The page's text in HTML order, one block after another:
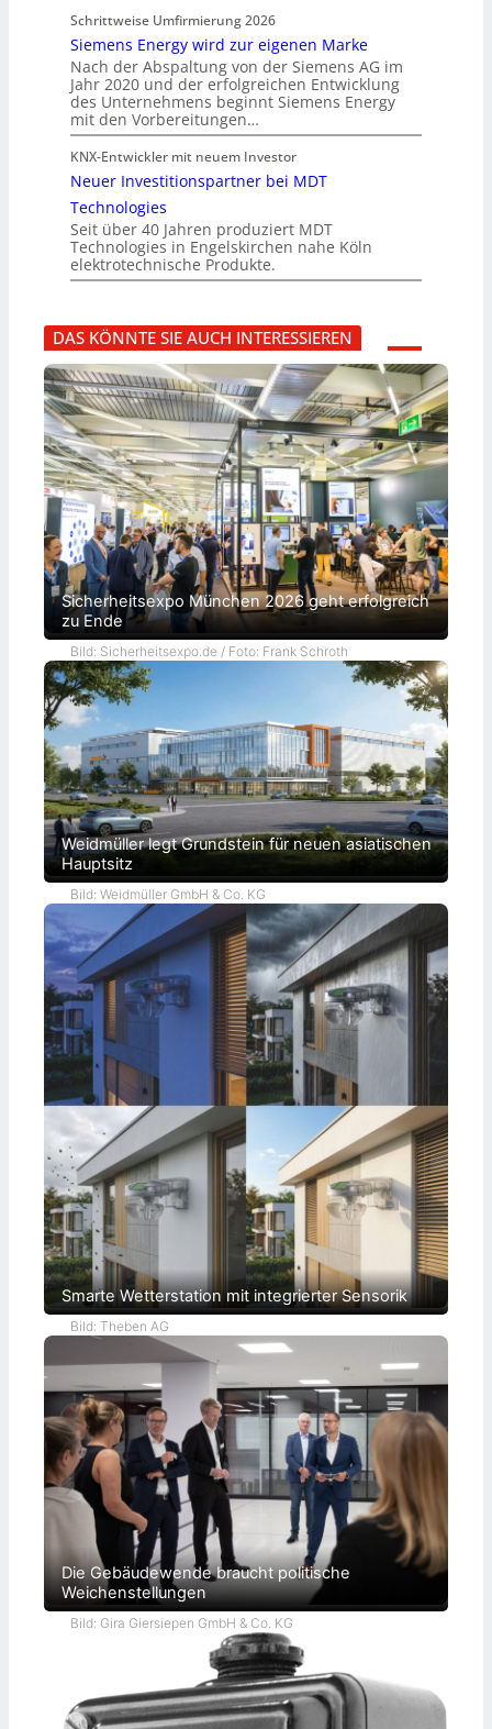
Schrittweise Umfirmierung 2026
Siemens Energy wird zur eigenen Marke
Nach der Abspaltung von der Siemens AG im
Jahr 2020 und der erfolgreichen Entwicklung
des Unternehmens beginnt Siemens Energy
mit den Vorbereitungen…
KNX-Entwickler mit neuem Investor
Neuer Investitionspartner bei MDT
Technologies
Seit über 40 Jahren produziert MDT
Technologies in Engelskirchen nahe Köln
elektrotechnische Produkte.
DAS KÖNNTE SIE AUCH INTERESSIEREN
Sicherheitsexpo München 2026 geht erfolgreich
zu Ende
Bild: Sicherheitsexpo.de / Foto: Frank Schroth
Weidmüller legt Grundstein für neuen asiatischen
Hauptsitz
Bild: Weidmüller GmbH & Co. KG
Smarte Wetterstation mit integrierter Sensorik
Bild: Theben AG
Die Gebäudewende braucht politische
Weichenstellungen
Bild: Gira Giersiepen GmbH & Co. KG